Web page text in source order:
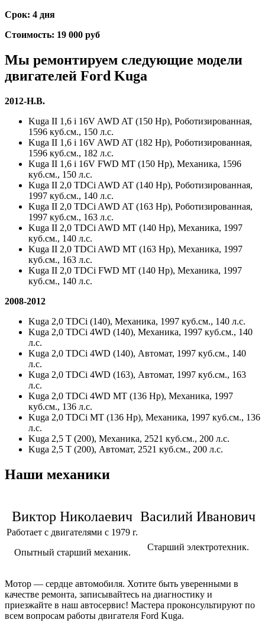
Срок: 4 дня
Стоимость: 19 000 руб
Мы ремонтируем следующие модели
двигателей Ford Kuga
2012-Н.В.
Kuga II 1,6 i 16V AWD AT (150 Hp), Роботизированная,
1596 куб.см., 150 л.с.
Kuga II 1,6 i 16V AWD AT (182 Hp), Роботизированная,
1596 куб.см., 182 л.с.
Kuga II 1,6 i 16V FWD MT (150 Hp), Механика, 1596
куб.см., 150 л.с.
Kuga II 2,0 TDCi AWD AT (140 Hp), Роботизированная,
1997 куб.см., 140 л.с.
Kuga II 2,0 TDCi AWD AT (163 Hp), Роботизированная,
1997 куб.см., 163 л.с.
Kuga II 2,0 TDCi AWD MT (140 Hp), Механика, 1997
куб.см., 140 л.с.
Kuga II 2,0 TDCi AWD MT (163 Hp), Механика, 1997
куб.см., 163 л.с.
Kuga II 2,0 TDCi FWD MT (140 Hp), Механика, 1997
куб.см., 140 л.с.
2008-2012
Kuga 2,0 TDCi (140), Механика, 1997 куб.см., 140 л.с.
Kuga 2,0 TDCi 4WD (140), Механика, 1997 куб.см., 140
л.с.
Kuga 2,0 TDCi 4WD (140), Автомат, 1997 куб.см., 140
л.с.
Kuga 2,0 TDCi 4WD (163), Автомат, 1997 куб.см., 163
л.с.
Kuga 2,0 TDCi 4WD MT (136 Hp), Механика, 1997
куб.см., 136 л.с.
Kuga 2,0 TDCi MT (136 Hp), Механика, 1997 куб.см., 136
л.с.
Kuga 2,5 T (200), Механика, 2521 куб.см., 200 л.с.
Kuga 2,5 T (200), Автомат, 2521 куб.см., 200 л.с.
Наши механики
Виктор Николаевич Василий Иванович
Работает с двигателями с 1979 г.
Опытный старший механик.
Старший электротехник.
Мотор — сердце автомобиля. Хотите быть уверенными в
качестве ремонта, записывайтесь на диагностику и
приезжайте в наш автосервис! Мастера проконсультируют по
всем вопросам работы двигателя Ford Kuga.